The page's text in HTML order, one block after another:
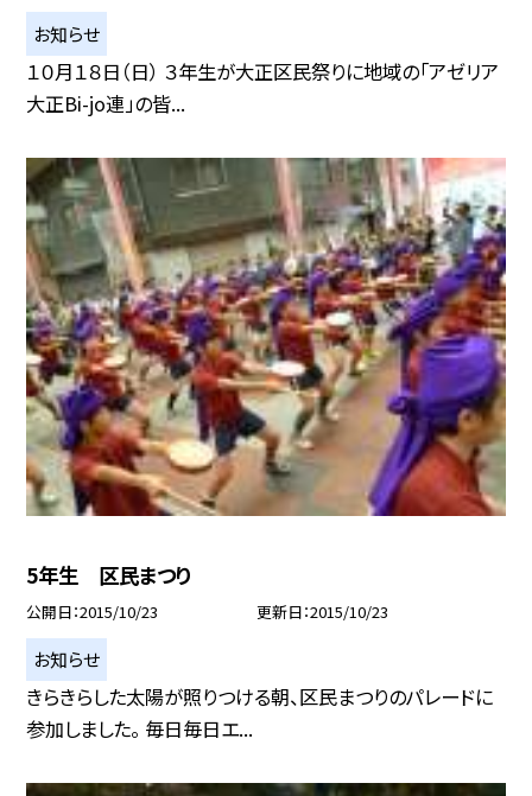
お知らせ
１０月１８日（日） ３年生が大正区民祭りに地域の「アゼリア
大正Bi-jo連」の皆...
5年生 区民まつり
公開日 2015/10/23 更新日 2015/10/23
お知らせ
きらきらした太陽が照りつける朝、区民まつりのパレードに
参加しました。 毎日毎日エ...